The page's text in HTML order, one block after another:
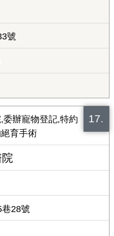
號
17.
委辦寵物登記,特約
育手術
28號